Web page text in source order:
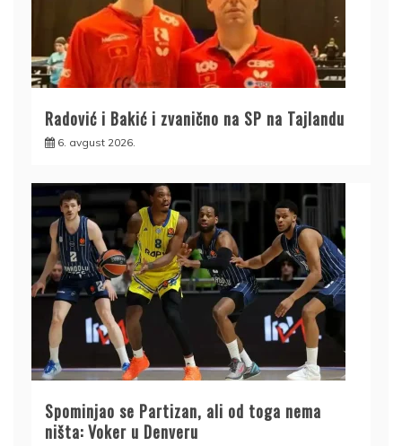
Radović i Bakić i zvanično na SP na Tajlandu
6. avgust 2026.
Spominjao se Partizan, ali od toga nema
ništa: Voker u Denveru